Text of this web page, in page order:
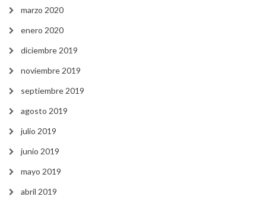
marzo 2020
enero 2020
diciembre 2019
noviembre 2019
septiembre 2019
agosto 2019
julio 2019
junio 2019
mayo 2019
abril 2019